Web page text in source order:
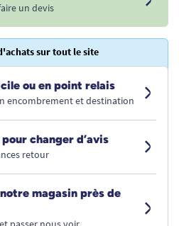
un devis
sur tout le site
ou en point relais
encombrement et destination
changer d’avis
retour
magasin près de